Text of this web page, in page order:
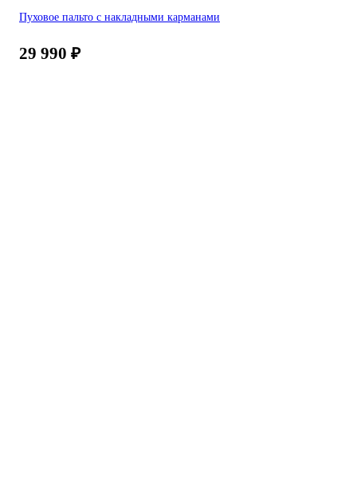
Пуховое пальто с накладными карманами
29 990 ₽